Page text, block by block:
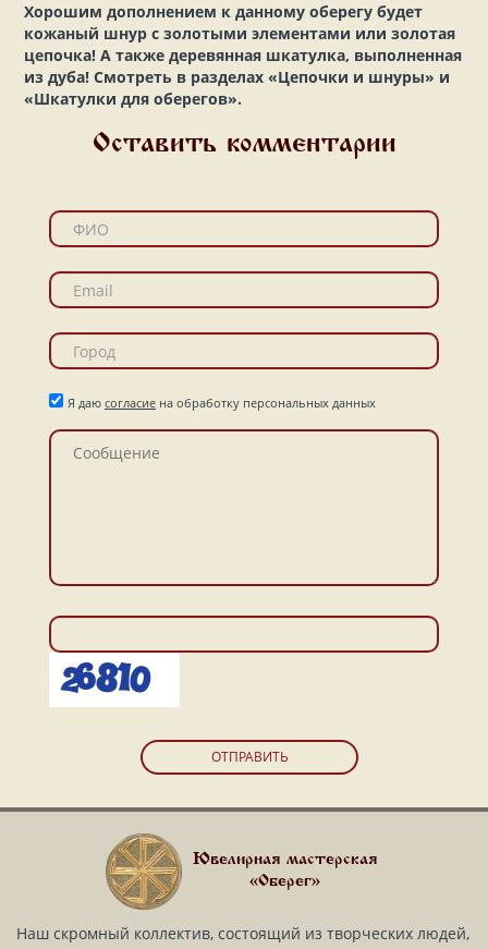
Хорошим дополнением к данному оберегу будет
кожаный шнур с золотыми элементами или золотая
цепочка! А также деревянная шкатулка, выполненная
из дуба! Смотреть в разделах «Цепочки и шнуры» и
«Шкатулки для оберегов».
Оставить комментарии
Я даю согласие на обработку персональных данных
ОТПРАВИТЬ
Ювелирная мастерская
«Оберег»
Наш скромный коллектив, состоящий из творческих людей,